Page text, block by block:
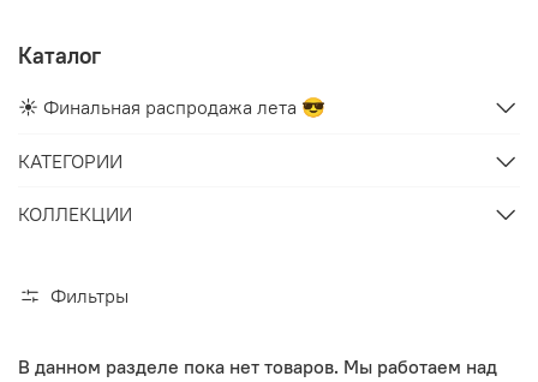
Фильтры
В данном разделе пока нет товаров. Мы работаем над
Каталог
☀️ Финальная распродажа лета 😎
КАТЕГОРИИ
КОЛЛЕКЦИИ